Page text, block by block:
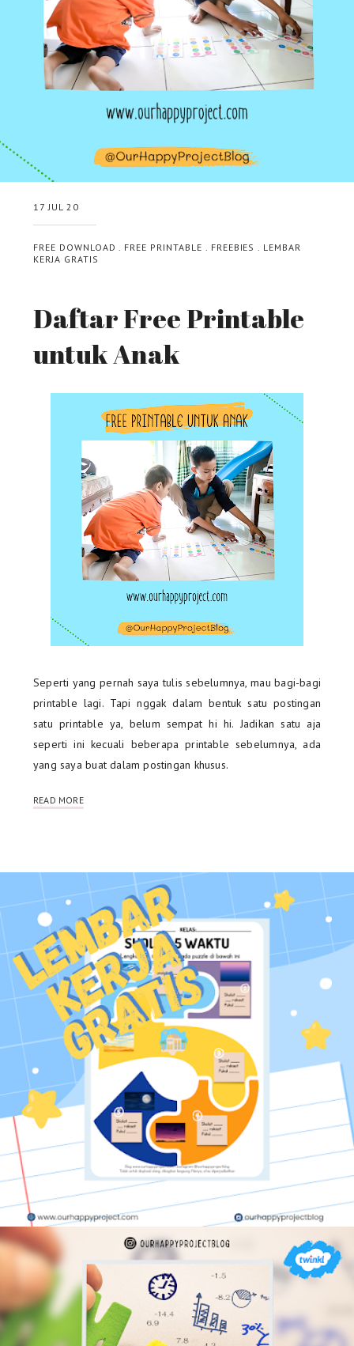
17 JUL 20
FREE DOWNLOAD . FREE PRINTABLE . FREEBIES . LEMBAR
KERJA GRATIS
Daftar Free Printable
untuk Anak
Seperti yang pernah saya tulis sebelumnya, mau bagi-bagi
printable lagi. Tapi nggak dalam bentuk satu postingan
satu printable ya, belum sempat hi hi. Jadikan satu aja
seperti ini kecuali beberapa printable sebelumnya, ada
yang saya buat dalam postingan khusus.
READ MORE